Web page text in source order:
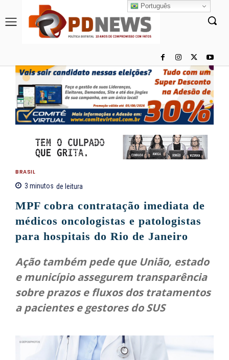
BRASIL
3 minutos de leitura
MPF cobra contratação imediata de
médicos oncologistas e patologistas
para hospitais do Rio de Janeiro
Ação também pede que União, estado
e município assegurem transparência
sobre prazos e fluxos dos tratamentos
a pacientes e gestores do SUS
Português